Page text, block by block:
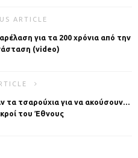
ARTICLE
για τα 200 χρόνια από την
(video)
τα τσαρούχια για να ακούσουν…
του Έθνους